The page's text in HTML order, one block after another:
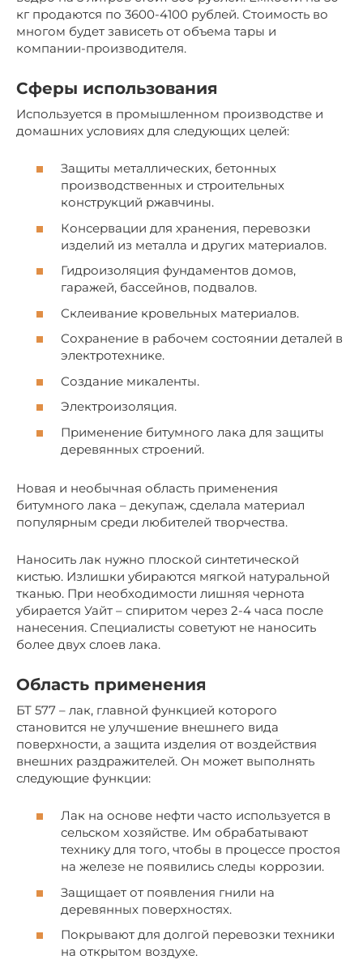
кг продаются по 3600-4100 рублей. Стоимость во
многом будет зависеть от объема тары и
компании-производителя.
Сферы использования
Используется в промышленном производстве и
домашних условиях для следующих целей:
Защиты металлических, бетонных
производственных и строительных
конструкций ржавчины.
Консервации для хранения, перевозки
изделий из металла и других материалов.
Гидроизоляция фундаментов домов,
гаражей, бассейнов, подвалов.
Склеивание кровельных материалов.
Сохранение в рабочем состоянии деталей в
электротехнике.
Создание микаленты.
Электроизоляция.
Применение битумного лака для защиты
деревянных строений.
Новая и необычная область применения
битумного лака – декупаж, сделала материал
популярным среди любителей творчества.
Наносить лак нужно плоской синтетической
кистью. Излишки убираются мягкой натуральной
тканью. При необходимости лишняя чернота
убирается Уайт – спиритом через 2-4 часа после
нанесения. Специалисты советуют не наносить
более двух слоев лака.
Область применения
БТ 577 – лак, главной функцией которого
становится не улучшение внешнего вида
поверхности, а защита изделия от воздействия
внешних раздражителей. Он может выполнять
следующие функции:
Лак на основе нефти часто используется в
сельском хозяйстве. Им обрабатывают
технику для того, чтобы в процессе простоя
на железе не появились следы коррозии.
Защищает от появления гнили на
деревянных поверхностях.
Покрывают для долгой перевозки техники
на открытом воздухе.